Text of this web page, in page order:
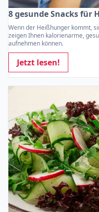
8 gesunde Snacks für
Wenn der Heißhunger kommt,
zeigen Ihnen kalorienarme,
aufnehmen können.
Jetzt lesen!